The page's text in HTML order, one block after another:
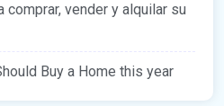
comprar, vender y alquilar su
Buy a Home this year